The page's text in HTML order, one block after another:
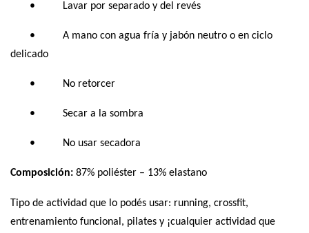
• Lavar por separado y del revés
• A mano con agua fría y jabón neutro o en ciclo
delicado
• No retorcer
• Secar a la sombra
• No usar secadora
Composición: 87% poliéster – 13% elastano
Tipo de actividad que lo podés usar: running, crossfit,
entrenamiento funcional, pilates y ¡cualquier actividad que